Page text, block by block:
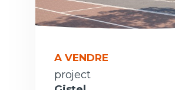
A VENDRE
project